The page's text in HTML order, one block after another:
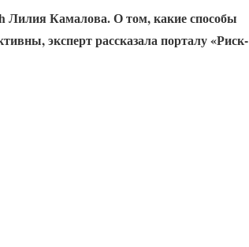
Лилия Камалова. О том, какие способы
эксперт рассказала порталу «Риск-